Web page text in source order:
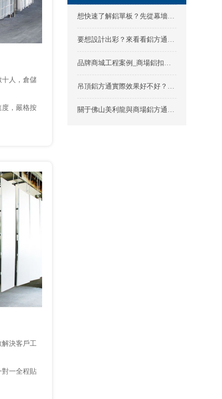
人，倉儲
度，嚴格按
決客戶工
一全程貼
想快速了解鋁單板？先從幕墻鋁單板效果圖入手！
要想設計出彩？來看看鋁方通吊頂效果圖合不合你心意
品牌商城工程案例_商場鋁扣板吊頂_商場鋁方通吊頂
吊頂鋁方通實際效果好不好？進來看看鋁方通吊頂效果圖怎么樣
關于佛山美利龍與商場鋁方通工程合作案例